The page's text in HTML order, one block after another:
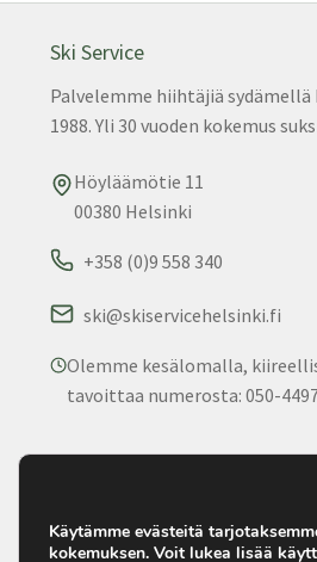
Ski Service
Palvelemme hiihtäjiä
1988. Yli 30 vuoden kokemus
Höyläämötie 11
00380 Helsinki
+358 (0)9 558 340
ski@skiservicehelsinki.fi
Olemme kesälomalla,
tavoittaa numerosta: 050-
© 2025 Ski Service. Kaikki
1988.
Käytämme evästeitä
kokemuksen. Voit lukea lisää